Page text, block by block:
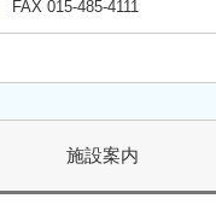
FAX 015-485-4111
施設案内